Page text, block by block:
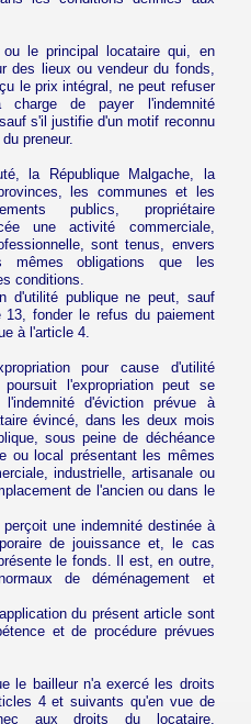
ou le principal locataire qui, en
des lieux ou vendeur du fonds,
le prix intégral, ne peut refuser
charge de payer l'indemnité
s'il justifie d'un motif reconnu
preneur.
la République Malgache, la
les communes et les
publics, propriétaire
une activité commerciale,
sont tenus, envers
mêmes obligations que les
conditions.
d'utilité publique ne peut, sauf
13, fonder le refus du paiement
à l'article 4.
pour cause d'utilité
l'expropriation peut se
d'éviction prévue à
évincé, dans les deux mois
sous peine de déchéance
ou local présentant les mêmes
industrielle, artisanale ou
de l'ancien ou dans le
une indemnité destinée à
de jouissance et, le cas
le fonds. Il est, en outre,
de déménagement et
du présent article sont
et de procédure prévues
le bailleur n'a exercé les droits
4 et suivants qu'en vue de
aux droits du locataire,